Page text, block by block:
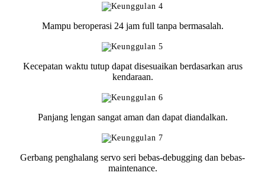
Mampu beroperasi 24 jam full tanpa bermasalah.
Kecepatan waktu tutup dapat disesuaikan berdasarkan arus
kendaraan.
Panjang lengan sangat aman dan dapat diandalkan.
Gerbang penghalang servo seri bebas-debugging dan bebas-
maintenance.